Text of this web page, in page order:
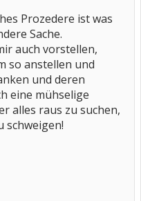
Prozedere ist was
Sache.
auch vorstellen,
so anstellen und
und deren
eine mühselige
alles raus zu suchen,
schweigen!